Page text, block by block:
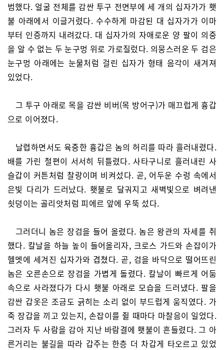
범했다. 얼굴 전체를 감싼 투구 전면부에 세 개의 십자가가 횃
불 아래에서 이글거렸다. 수수하게 마감된 대 십자가가 이마
부터 인증까지 내려갔다. 대 십자가의 자애로운 양 팔이 의중
을 알 수 없는 두 눈구멍 위로 가로질렀다. 의뭉스러운 두 검은
눈구멍 아래에는 눈물처럼 걸린 십자가 형태 음각이 새겨져
있었다.
그 투구 아래로 목을 감싼 비버(목 방어구)가 매끄럽게 흉갑
으로 이어졌다.
날렵하면서도 육중한 흉갑은 놈의 허리를 따라 흘러내렸다.
배를 가린 철편이 서서히 뒤틀렸다. 사타구니로 흘러내린 사
슬갑이 커튼처럼 찰랑이며 비켜섰다. 곧, 어두운 수렁 속에서
은빛 다리가 드러났다. 횃불로 달궈지고 새벽빛으로 벼려낸
쇳덩이는 골리앗처럼 피에르 앞에 우뚝 섰다.
그러더니 놈은 장검을 들어 올렸다. 놈은 왕관의 자세를 취
했다. 칼날을 하늘 높이 들어올리자, 크로스 가드와 손잡이가
헬멧에 세겨진 십자가와 겹쳤다. 곧, 검을 바닥으로 떨어뜨린
놈은 오른손으로 장검을 가볍게 돌렸다. 칼날이 빠르게 어둠
속으로 사라졌다가 다시 횃불 아래로 모습을 드러냈다. 팔을
감싼 갑옷은 조금도 긁히는 소리 없이 부드럽게 움직였다. 가
죽 장갑을 끼고 있는지, 손잡이를 쥘 때마다 마찰음이 일었다.
그러자 두 사람을 감아 지난 바람결에 횃불이 흔들렸다. 그 아
른거리는 불길을 따라 갑주는 한층 더 차갑게 타오르고 있었